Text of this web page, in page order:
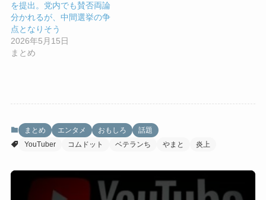
を提出。党内でも賛否両論
分かれるが、中間選挙の争
点となりそう
2026年5月15日
まとめ
まとめ エンタメ おもしろ
話題
YouTuber
コムドット ベテランち やまと 炎上